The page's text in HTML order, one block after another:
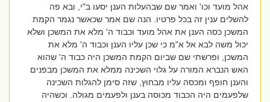
אהל מועד וכו' ואמר שם שבהעלות הענן יסעו ב"י, ובא פה
להשלים ענין זה בכל פרטיו. הנה שם אמר שכאשר נגמר הקמת
המשכן כסה הענן את אהל מועד וכבוד ה' מלא את המשכן ושלא
יכול משה לבא אל א"מ כי שכן עליו הענן וכבוד ה' מלא את
המשכן, ופרשתי שם שביום הקמת המשכן היה כבוד ה' שהוא
האש הנברא המורה על גלוי השכינה ממלא את המשכן מבפנים
והענן חופף ומכסה עליו מבחוץ, שזה סימן להגלות השכינה
שלפעמים היה הכבוד מכוסה בענן ולפעמים מגולה. וכשהיה